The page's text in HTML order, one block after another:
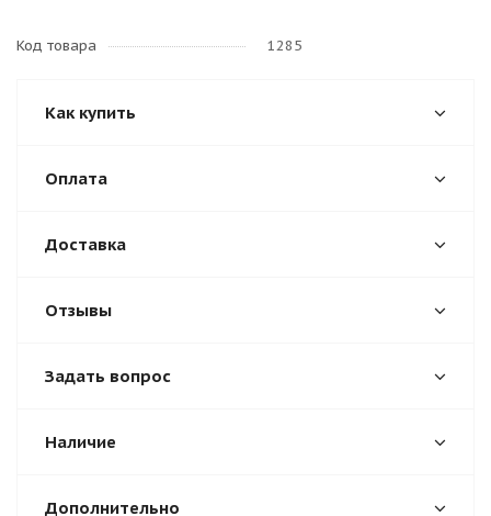
Код товара 1285
Как купить
Оплата
Доставка
Отзывы
Задать вопрос
Наличие
Дополнительно